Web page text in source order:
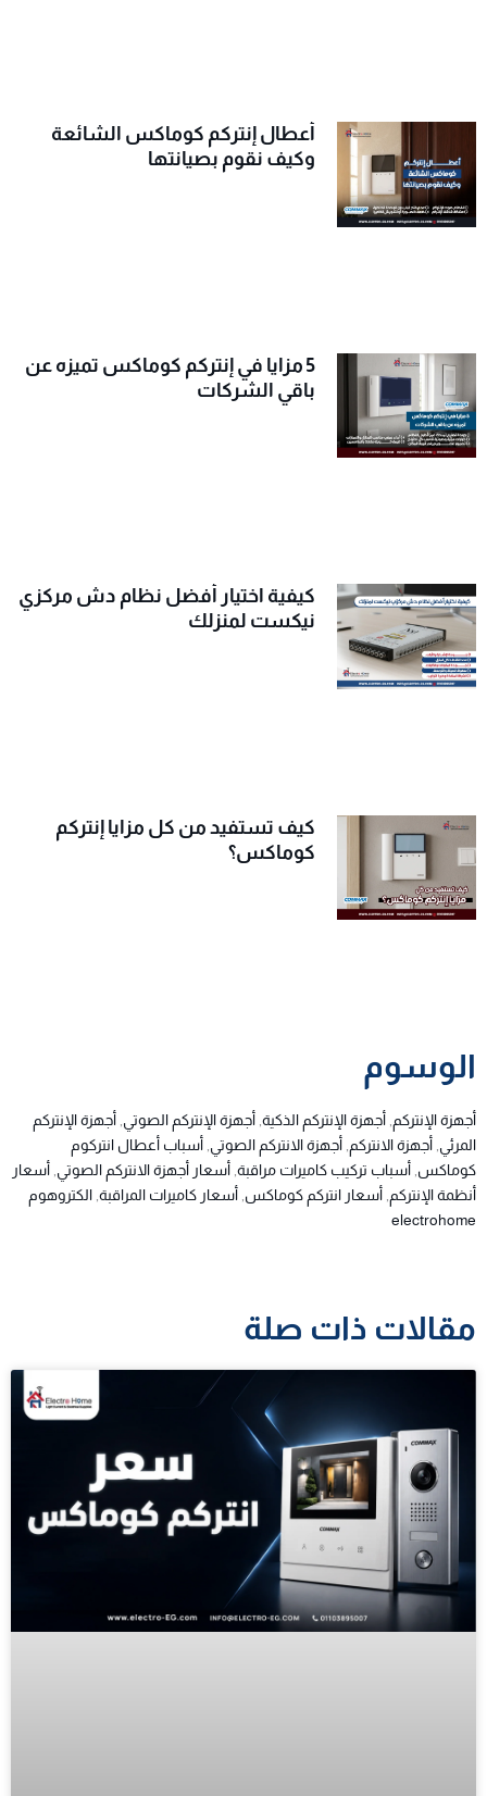
أعطال إنتركم كوماكس الشائعة
وكيف نقوم بصيانتها
5 مزايا في إنتركم كوماكس تميزه عن
باقي الشركات
كيفية اختيار أفضل نظام دش مركزي
نيكست لمنزلك
كيف تستفيد من كل مزايا إنتركم
كوماكس؟
الوسوم
أجهزة الإنتركم أجهزة الإنتركم الذكية أجهزة الإنتركم الصوتي أجهزة الإنتركم
المرئي أجهزة الانتركم أجهزة الانتركم الصوتي أسباب أعطال انتركوم
كوماكس أسباب تركيب كاميرات مراقبة أسعار أجهزة الانتركم الصوتي أسعار
أنظمة الإنتركم أسعار انتركم كوماكس أسعار كاميرات المراقبة الكتروهوم
electrohome
مقالات ذات صلة